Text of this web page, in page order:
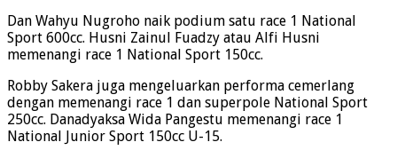
Dan Wahyu Nugroho naik podium satu race 1 National
Sport 600cc. Husni Zainul Fuadzy atau Alfi Husni
memenangi race 1 National Sport 150cc.
Robby Sakera juga mengeluarkan performa cemerlang
dengan memenangi race 1 dan superpole National Sport
250cc. Danadyaksa Wida Pangestu memenangi race 1
National Junior Sport 150cc U-15.